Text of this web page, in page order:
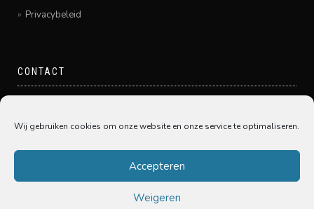
Wij gebruiken cookies om onze website en onze service te optimaliseren.
Accepteren
Weigeren
Privacybeleid
CONTACT
Grote Spuistraat 20
078-6450005